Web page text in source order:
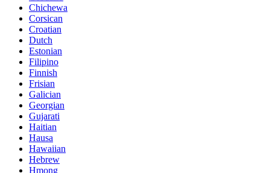
Chichewa
Corsican
Croatian
Dutch
Estonian
Filipino
Finnish
Frisian
Galician
Georgian
Gujarati
Haitian
Hausa
Hawaiian
Hebrew
Hmong